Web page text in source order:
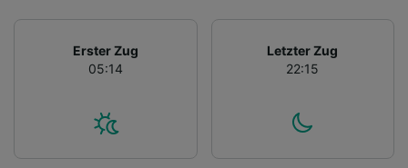
Erster Zug
05:14
Letzter Zug
22:15